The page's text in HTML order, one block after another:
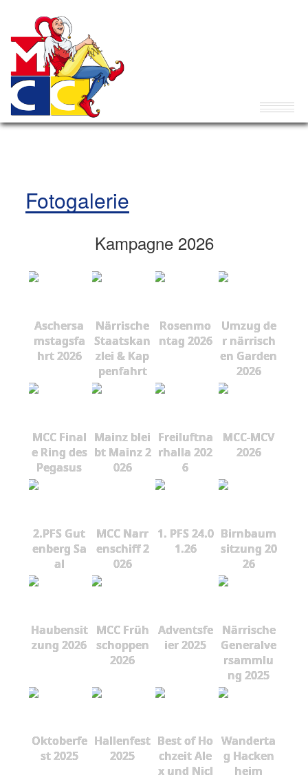
Fotogalerie
Kampagne 2026
Aschersa
mstagsfa
hrt 2026
Närrische
Staatskan
zlei & Kap
penfahrt
Rosenmo
ntag 2026
Umzug de
r närrisch
en Garden
2026
MCC Final
e Ring des
Pegasus
Mainz blei
bt Mainz 2
026
Freiluftna
rhalla 202
6
MCC-MCV
2026
2.PFS Gut
enberg Sa
al
MCC Narr
enschiff 2
026
1. PFS 24.0
1.26
Birnbaum
sitzung 20
26
Haubensit
zung 2026
MCC Früh
schoppen
2026
Adventsfe
ier 2025
Närrische
Generalve
rsammlu
ng 2025
Oktoberfe
st 2025
Hallenfest
2025
Best of Ho
chzeit Ale
x und Nicl
Wanderta
g Hacken
heim